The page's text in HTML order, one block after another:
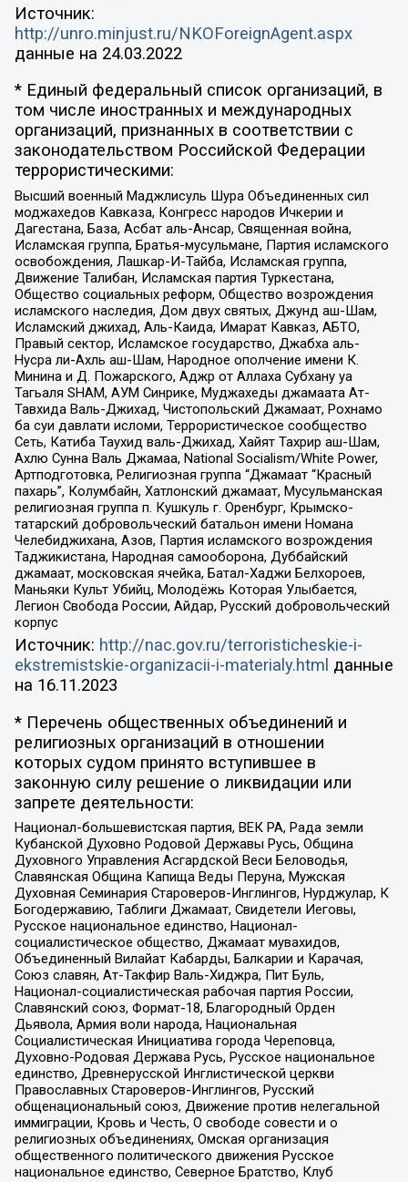
Источник:
http://unro.minjust.ru/NKOForeignAgent.aspx
данные на 24.03.2022
* Единый федеральный список организаций, в
том числе иностранных и международных
организаций, признанных в соответствии с
законодательством Российской Федерации
террористическими:
Высший военный Маджлисуль Шура Объединенных сил
моджахедов Кавказа, Конгресс народов Ичкерии и
Дагестана, База, Асбат аль-Ансар, Священная война,
Исламская группа, Братья-мусульмане, Партия исламского
освобождения, Лашкар-И-Тайба, Исламская группа,
Движение Талибан, Исламская партия Туркестана,
Общество социальных реформ, Общество возрождения
исламского наследия, Дом двух святых, Джунд аш-Шам,
Исламский джихад, Аль-Каида, Имарат Кавказ, АБТО,
Правый сектор, Исламское государство, Джабха аль-
Нусра ли-Ахль аш-Шам, Народное ополчение имени К.
Минина и Д. Пожарского, Аджр от Аллаха Субхану уа
Тагьаля SHAM, АУМ Синрике, Муджахеды джамаата Ат-
Тавхида Валь-Джихад, Чистопольский Джамаат, Рохнамо
ба суи давлати исломи, Террористическое сообщество
Сеть, Катиба Таухид валь-Джихад, Хайят Тахрир аш-Шам,
Ахлю Сунна Валь Джамаа, National Socialism/White Power,
Артподготовка, Религиозная группа “Джамаат “Красный
пахарь”, Колумбайн, Хатлонский джамаат, Мусульманская
религиозная группа п. Кушкуль г. Оренбург, Крымско-
татарский добровольческий батальон имени Номана
Челебиджихана, Азов, Партия исламского возрождения
Таджикистана, Народная самооборона, Дуббайский
джамаат, московская ячейка, Батал-Хаджи Белхороев,
Маньяки Культ Убийц, Молодёжь Которая Улыбается,
Легион Свобода России, Айдар, Русский добровольческий
корпус
Источник: http://nac.gov.ru/terroristicheskie-i-
ekstremistskie-organizacii-i-materialy.html данные
на 16.11.2023
* Перечень общественных объединений и
религиозных организаций в отношении
которых судом принято вступившее в
законную силу решение о ликвидации или
запрете деятельности:
Национал-большевистская партия, ВЕК РА, Рада земли
Кубанской Духовно Родовой Державы Русь, Община
Духовного Управления Асгардской Веси Беловодья,
Славянская Община Капища Веды Перуна, Мужская
Духовная Семинария Староверов-Инглингов, Нурджулар, К
Богодержавию, Таблиги Джамаат, Свидетели Иеговы,
Русское национальное единство, Национал-
социалистическое общество, Джамаат мувахидов,
Объединенный Вилайат Кабарды, Балкарии и Карачая,
Союз славян, Ат-Такфир Валь-Хиджра, Пит Буль,
Национал-социалистическая рабочая партия России,
Славянский союз, Формат-18, Благородный Орден
Дьявола, Армия воли народа, Национальная
Социалистическая Инициатива города Череповца,
Духовно-Родовая Держава Русь, Русское национальное
единство, Древнерусской Инглистической церкви
Православных Староверов-Инглингов, Русский
общенациональный союз, Движение против нелегальной
иммиграции, Кровь и Честь, О свободе совести и о
религиозных объединениях, Омская организация
общественного политического движения Русское
национальное единство, Северное Братство, Клуб